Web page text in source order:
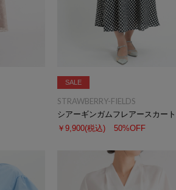
SALE
STRAWBERRY-FIELDS
シアーギンガムフレアースカート
￥9,900(税込) 50%OFF